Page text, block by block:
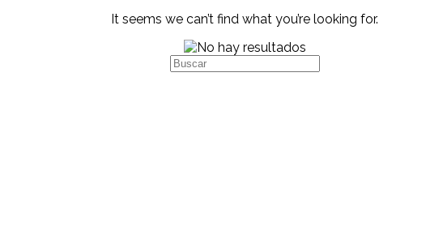
It seems we can’t find what you’re looking for.